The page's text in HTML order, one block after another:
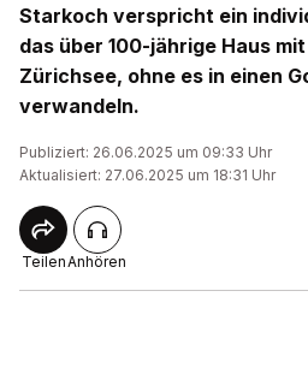
Starkoch verspricht ein
das über 100-jährige Haus
Zürichsee, ohne es in einen
verwandeln.
Publiziert: 26.06.2025 um 09:33 Uhr
Aktualisiert: 27.06.2025 um 18:31 Uhr
TeilenAnhören